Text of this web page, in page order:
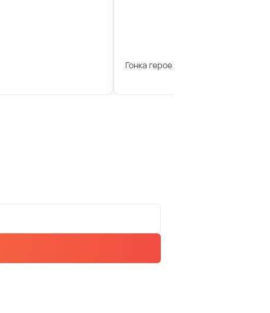
Гонка героев